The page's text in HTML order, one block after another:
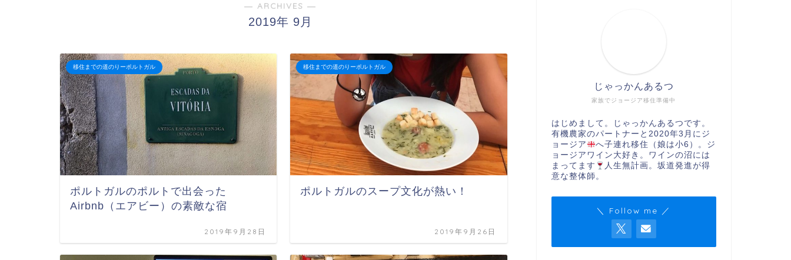
― ARCHIVES ―
2019年 9月
移住までの道のりーポルトガル
ポルトガルのポルトで出会った
Airbnb（エアビー）の素敵な宿
2019年9月28日
移住までの道のりーポルトガル
ポルトガルのスープ文化が熱い！
2019年9月26日
家族でジョージア移住準備中
じゃっかんあるつ
はじめまして。じゃっかんあるつです。
有機農家のパートナーと2020年3月にジ
ョージア
へ子連れ移住（娘は小6）。ジ
ョージアワイン大好き。ワインの沼には
まってます
人生無計画。坂道発進が得
意な整体師。
＼ Follow me ／